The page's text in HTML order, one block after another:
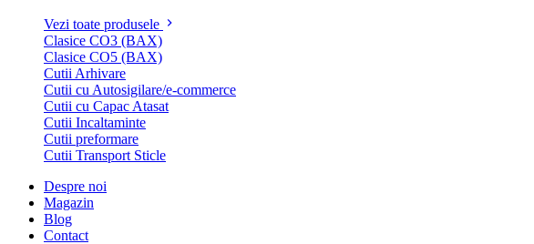
Vezi toate produsele
Clasice CO3 (BAX)
Clasice CO5 (BAX)
Cutii Arhivare
Cutii cu Autosigilare/e-commerce
Cutii cu Capac Atasat
Cutii Incaltaminte
Cutii preformare
Cutii Transport Sticle
Despre noi
Magazin
Blog
Contact